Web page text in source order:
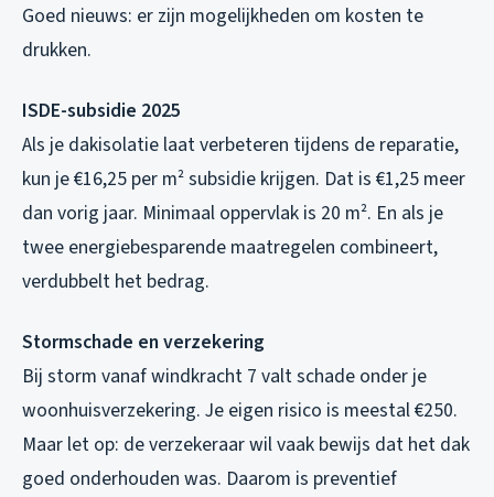
Goed nieuws: er zijn mogelijkheden om kosten te
drukken.
ISDE-subsidie 2025
Als je dakisolatie laat verbeteren tijdens de reparatie,
kun je €16,25 per m² subsidie krijgen. Dat is €1,25 meer
dan vorig jaar. Minimaal oppervlak is 20 m². En als je
twee energiebesparende maatregelen combineert,
verdubbelt het bedrag.
Stormschade en verzekering
Bij storm vanaf windkracht 7 valt schade onder je
woonhuisverzekering. Je eigen risico is meestal €250.
Maar let op: de verzekeraar wil vaak bewijs dat het dak
goed onderhouden was. Daarom is preventief